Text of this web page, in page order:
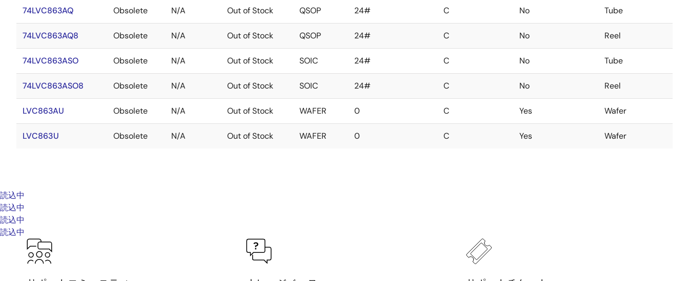
74LVC863AQ Obsolete N/A Out of Stock QSOP 24# C No Tube
74LVC863AQ8 Obsolete N/A Out of Stock QSOP 24# C No Reel
74LVC863ASO Obsolete N/A Out of Stock SOIC 24# C No Tube
74LVC863ASO8 Obsolete N/A Out of Stock SOIC 24# C No Reel
LVC863AU Obsolete N/A Out of Stock WAFER 0 C Yes Wafer
LVC863U Obsolete N/A Out of Stock WAFER 0 C Yes Wafer
読込中
読込中
読込中
読込中